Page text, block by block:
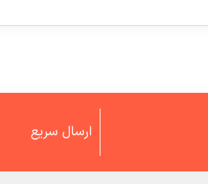
ارسال سریع